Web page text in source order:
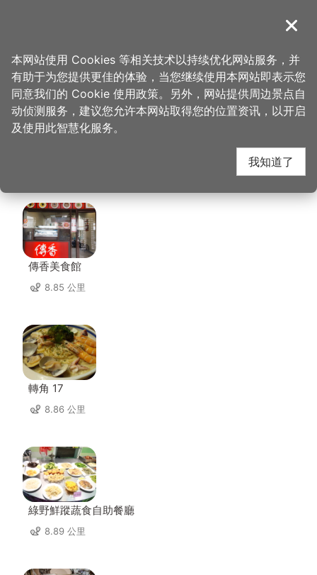
導覽
首页 > 想去的地方 > 美食、购物 > 姚茶馆私房料理
姚茶馆私房料理 周边店
家
傳香美食館
8.85 公里
轉角 17
8.86 公里
綠野鮮蹤蔬食自助餐廳
8.89 公里
关闭
本网站使用 Cookies 等相关技术以持续优化网站服务，并
有助于为您提供更佳的体验，当您继续使用本网站即表示您
同意我们的 Cookie 使用政策。另外，网站提供周边景点自
动侦测服务，建议您允许本网站取得您的位置资讯，以开启
及使用此智慧化服务。
我知道了